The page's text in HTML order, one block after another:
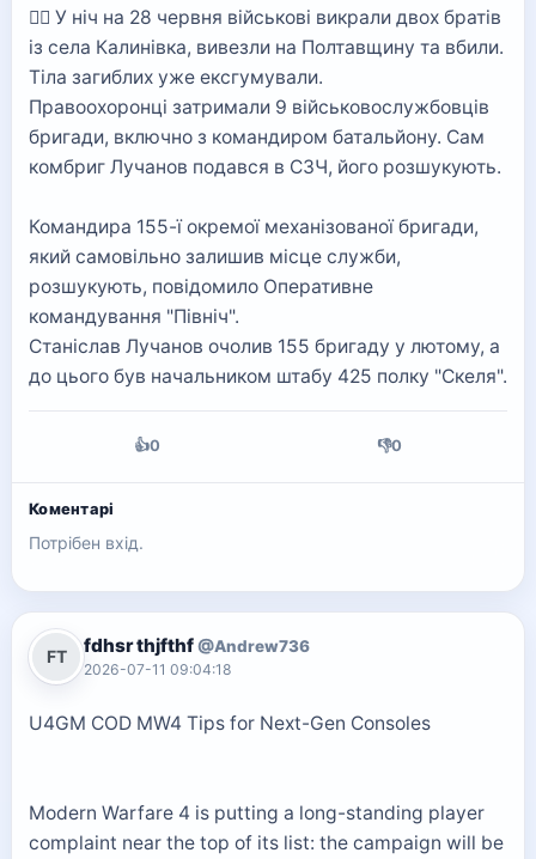
👉🏻 У ніч на 28 червня військові викрали двох братів
із села Калинівка, вивезли на Полтавщину та вбили.
Тіла загиблих уже ексгумували.
Правоохоронці затримали 9 військовослужбовців
бригади, включно з командиром батальйону. Сам
комбриг Лучанов подався в СЗЧ, його розшукують.
Командира 155-ї окремої механізованої бригади,
який самовільно залишив місце служби,
розшукують, повідомило Оперативне
командування "Північ".
Станіслав Лучанов очолив 155 бригаду у лютому, а
до цього був начальником штабу 425 полку "Скеля".
👍0 👎0
Коментарі
Потрібен вхід.
FT fdhsr thjfthf@Andrew736
2026-07-11 09:04:18
U4GM COD MW4 Tips for Next-Gen Consoles
Modern Warfare 4 is putting a long-standing player
complaint near the top of its list: the campaign will be